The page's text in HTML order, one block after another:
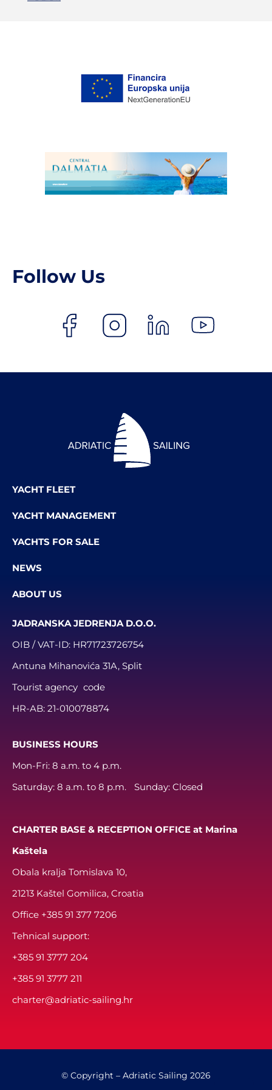
Follow Us
JADRANSKA JEDRENJA D.O.O.
OIB / VAT-ID: HR71723726754
Antuna Mihanovića 31A, Split
Tourist agency code
HR-AB: 21-010078874
BUSINESS HOURS
Mon-Fri: 8 a.m. to 4 p.m.
Saturday: 8 a.m. to 8 p.m. Sunday: Closed
CHARTER BASE & RECEPTION OFFICE at Marina
Kaštela
Obala kralja Tomislava 10,
21213 Kaštel Gomilica, Croatia
Office +385 91 377 7206
Tehnical support:
+385 91 3777 204
+385 91 3777 211
charter@adriatic-sailing.hr
YACHT FLEET
YACHT MANAGEMENT
YACHTS FOR SALE
NEWS
ABOUT US
© Copyright – Adriatic Sailing 2026